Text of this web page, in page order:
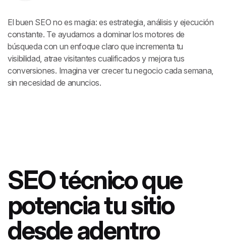
El buen SEO no es magia: es estrategia, análisis y ejecución
constante. Te ayudamos a dominar los motores de
búsqueda con un enfoque claro que incrementa tu
visibilidad, atrae visitantes cualificados y mejora tus
conversiones. Imagina ver crecer tu negocio cada semana,
sin necesidad de anuncios.
SEO técnico que
potencia tu sitio
desde adentro